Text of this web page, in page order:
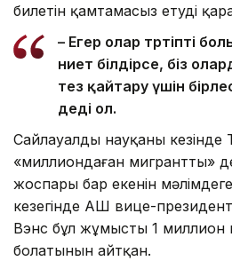
билетін қамтамасыз етуді
– Егер олар тәртіпті
ниет білдірсе, біз
тез қайтару үшін
деді ол.
Сайлауалды науқаны кезінде
«миллиондаған мигрантты»
жоспары бар екенін
кезегінде АҚШ вице-
Вэнс бұл жұмысты 1 миллион
болатынын айтқан.